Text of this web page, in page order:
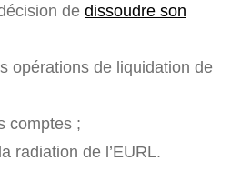
de dissoudre son
opérations de liquidation de
comptes ;
radiation de l’EURL.